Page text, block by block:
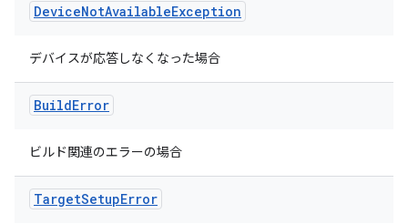
DeviceNotAvailableException
デバイスが応答しなくなった場合
BuildError
ビルド関連のエラーの場合
TargetSetupError